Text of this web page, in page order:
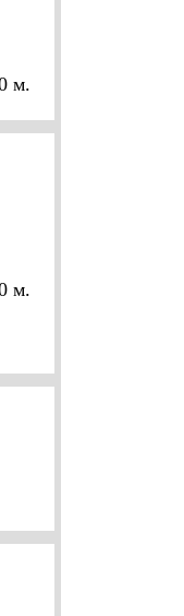
м.
м.